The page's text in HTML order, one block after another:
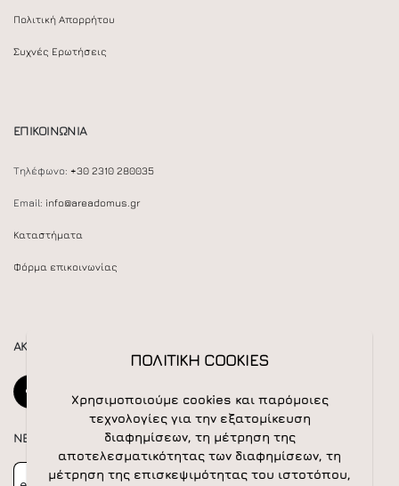
Πολιτική Απορρήτου
Συχνές Ερωτήσεις
ΕΠΙΚΟΙΝΩΝΙΑ
Τηλέφωνο: +30 2310 280035
Email: info@areadomus.gr
Καταστήματα
Φόρμα επικοινωνίας
ΑΚΟΛΟΥΘΕΙΣΤΕ ΜΑΣ
NEWSLETTER
Newsletter Subscribe
ΠΟΛΙΤΙΚΗ COOKIES
Χρησιμοποιούμε cookies και παρόμοιες
τεχνολογίες για την εξατομίκευση
διαφημίσεων, τη μέτρηση της
αποτελεσματικότητας των διαφημίσεων, τη
μέτρηση της επισκεψιμότητας του ιστοτόπου,